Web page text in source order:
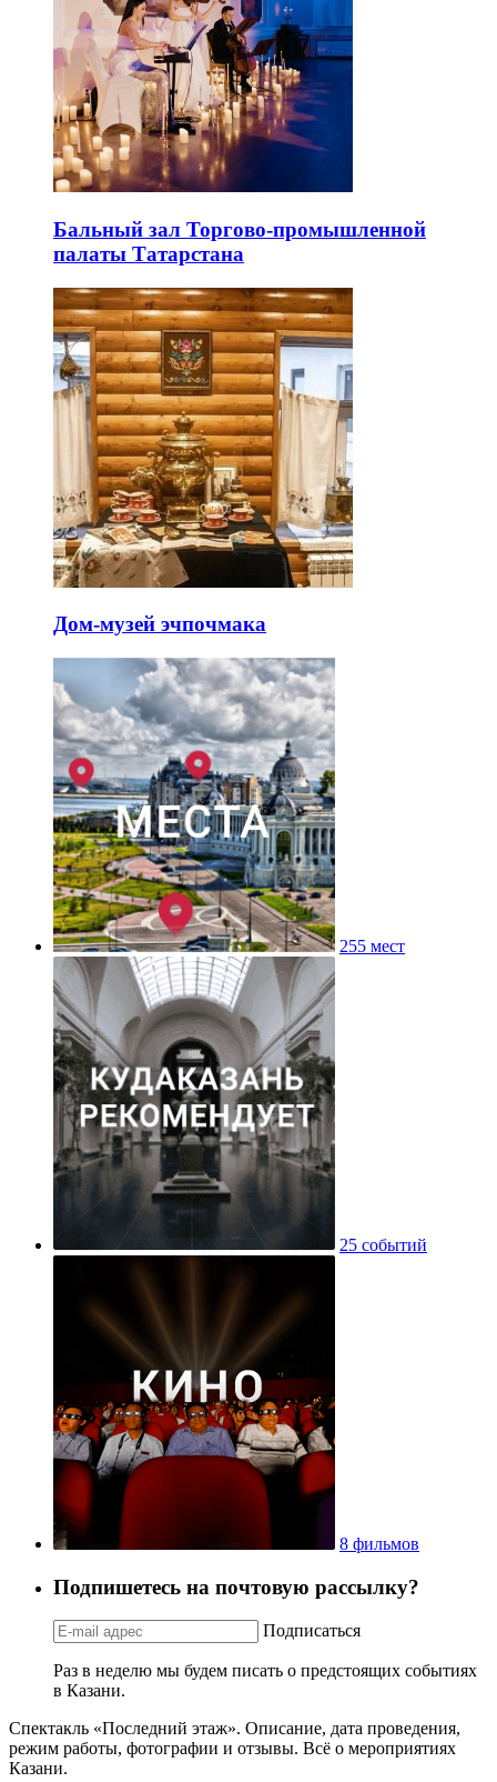
Бальный зал Торгово-промышленной
палаты Татарстана
Дом-музей эчпочмака
255 мест
25 событий
8 фильмов
Подпишетесь на почтовую рассылку?
Подписаться
Раз в неделю мы будем писать о предстоящих событиях
в Казани.
Спектакль «Последний этаж». Описание, дата проведения,
режим работы, фотографии и отзывы. Всё о мероприятиях
Казани.